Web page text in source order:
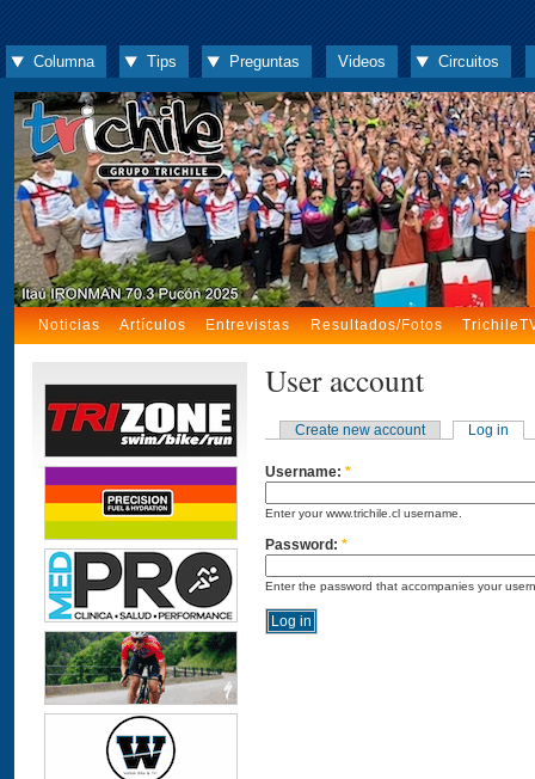
Columna Tips Preguntas Videos Circuitos
Noticias Artículos Entrevistas Resultados/Fotos
User account
Create new account Log in
Username: *
Enter your www.trichile.cl username.
Password: *
Enter the password that accompanies your